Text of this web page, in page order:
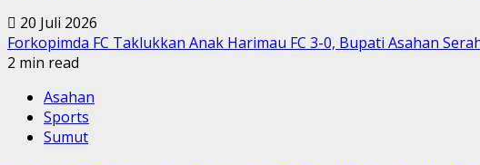
20 Juli 2026
Forkopimda FC Taklukkan Anak Harimau FC 3-0, Bupati Asahan
2 min read
Asahan
Sports
Sumut